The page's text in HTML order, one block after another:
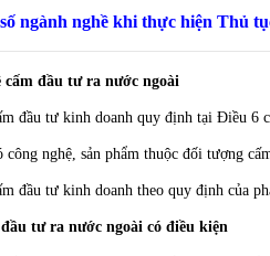
ngành nghề khi thực hiện Thủ
cấm đầu tư ra nước ngoài
đầu tư kinh doanh quy định tại Điều 6
công nghệ, sản phẩm thuộc đối tượng
đầu tư kinh doanh theo quy định của
tư ra nước ngoài có điều kiện